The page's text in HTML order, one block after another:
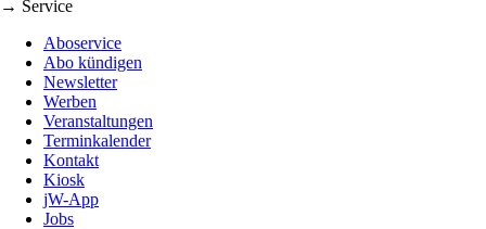
→ Service
Aboservice
Abo kündigen
Newsletter
Werben
Veranstaltungen
Terminkalender
Kontakt
Kiosk
jW-App
Jobs